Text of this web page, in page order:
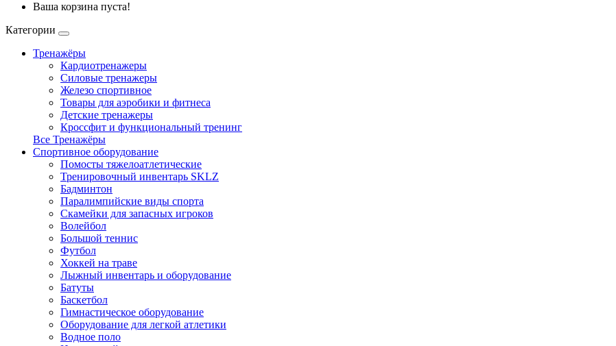
Ваша корзина пуста!
Категории
Тренажёры
Кардиотренажеры
Силовые тренажеры
Железо спортивное
Товары для аэробики и фитнеса
Детские тренажеры
Кроссфит и функциональный тренинг
Все Тренажёры
Спортивное оборудование
Помосты тяжелоатлетические
Тренировочный инвентарь SKLZ
Бадминтон
Паралимпийские виды спорта
Скамейки для запасных игроков
Волейбол
Большой теннис
Футбол
Хоккей на траве
Лыжный инвентарь и оборудование
Батуты
Баскетбол
Гимнастическое оборудование
Оборудование для легкой атлетики
Водное поло